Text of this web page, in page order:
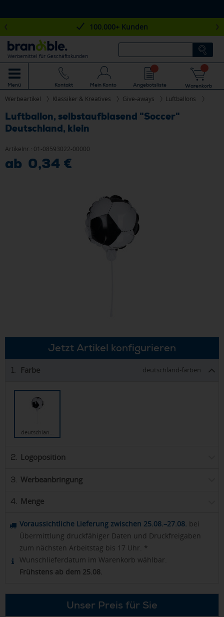
100.000+ Kunden
Werbemittel für Geschäftskunden
Menü Kontakt Mein Konto Angebotsliste Warenkorb
Werbeartikel Klassiker & Kreatives Give-aways Luftballons
Luftballon, selbstaufblasend "Soccer"
Deutschland, klein
Artikelnr.: 01-08593022-00000
ab 0,34 €
Jetzt Artikel konfigurieren
1. Farbe deutschland-farben
deutschlan…
2. Logoposition
3. Werbeanbringung
4. Menge
Voraussichtliche Lieferung zwischen 25.08.–27.08. bei
Übermittlung druckfähiger Daten und Druckfreigaben
zum nächsten Arbeitstag bis 17 Uhr. *
Wunschlieferdatum im Warenkorb wählbar.
Frühstens ab dem 25.08.
Unser Preis für Sie